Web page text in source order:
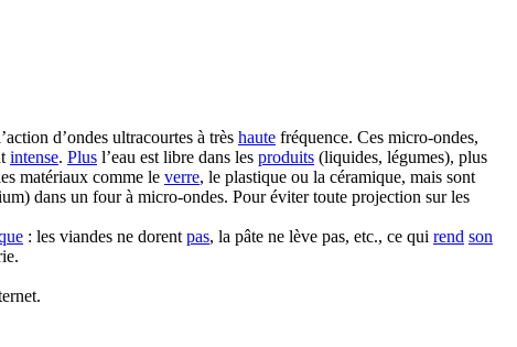
d’ondes ultracourtes à très haute fréquence. Ces micro-ondes,
intense. Plus l’eau est libre dans les produits (liquides, légumes), plus
matériaux comme le verre, le plastique ou la céramique, mais sont
dans un four à micro-ondes. Pour éviter toute projection sur les
: les viandes ne dorent pas, la pâte ne lève pas, etc., ce qui rend son